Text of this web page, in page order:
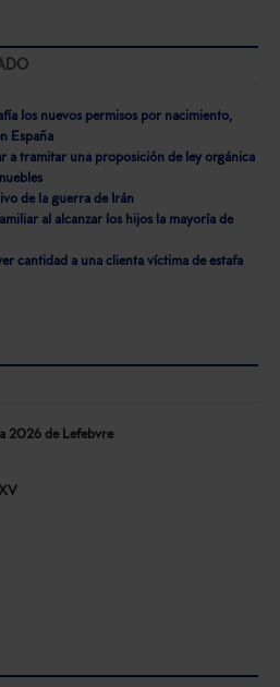
los nuevos permisos por nacimiento,
España
a tramitar una proposición de ley orgánica
de la guerra de Irán
al alcanzar los hijos la mayoría de
cantidad a una clienta víctima de estafa
2026 de Lefebvre